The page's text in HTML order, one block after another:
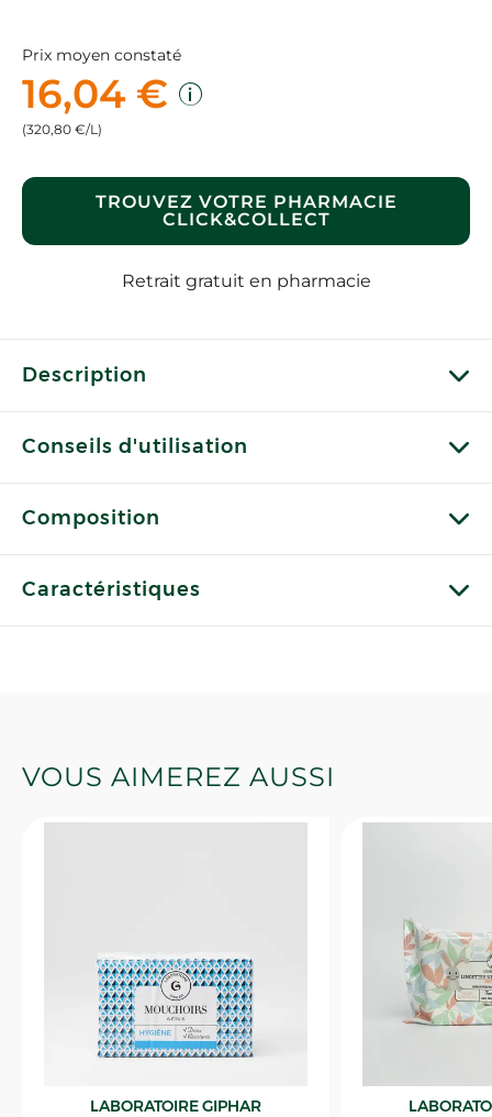
Prix moyen constaté
16,04 €
(320,80 €/L)
TROUVEZ VOTRE PHARMACIE
CLICK&COLLECT
Retrait gratuit en pharmacie
Description
Conseils d'utilisation
Composition
Caractéristiques
VOUS AIMEREZ AUSSI
LABORATOIRE GIPHAR